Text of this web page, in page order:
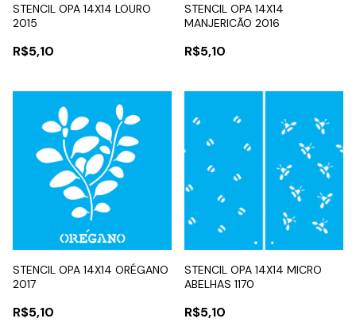
STENCIL OPA 14X14 LOURO
2015
R$5,10
STENCIL OPA 14X14
MANJERICÃO 2016
R$5,10
STENCIL OPA 14X14 ORÉGANO
2017
R$5,10
STENCIL OPA 14X14 MICRO
ABELHAS 1170
R$5,10